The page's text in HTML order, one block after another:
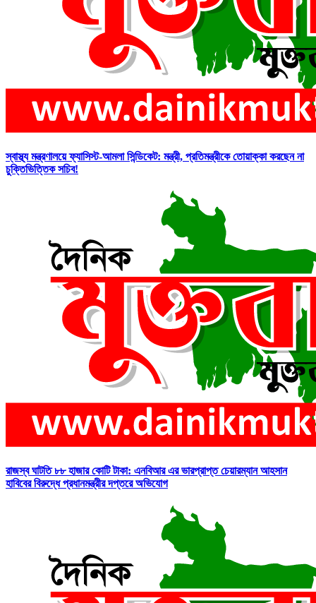
স্বাস্থ্য মন্ত্রণালয়ে ফ্যাসিস্ট-আমলা সিন্ডিকেট: মন্ত্রী, প্রতিমন্ত্রীকে তোয়াক্কা করছেন না
চুক্তিভিত্তিক সচিব!
রাজস্ব ঘাটতি ৮৮ হাজার কোটি টাকা: এনবিআর এর ভারপ্রাপ্ত চেয়ারম্যান আহসান
হাবিবের বিরুদ্ধে প্রধানমন্ত্রীর দপ্তরে অভিযোগ